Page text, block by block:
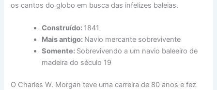
os cantos do globo em busca das infelizes baleias.
Construído: 1841
Mais antigo: Navio mercante sobrevivente
Somente: Sobrevivendo a um navio baleeiro de
madeira do século 19
O Charles W. Morgan teve uma carreira de 80 anos e fez